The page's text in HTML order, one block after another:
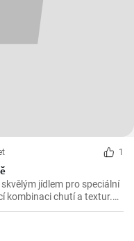
1
jídlem pro speciální
kombinaci chutí a textur.
příjemnou křupavou